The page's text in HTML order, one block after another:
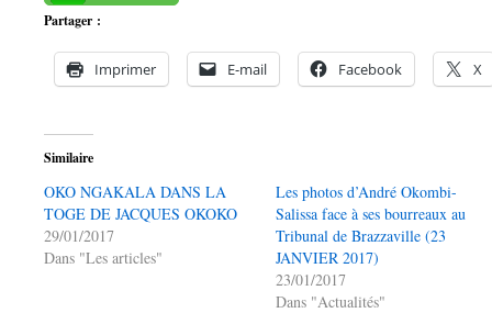
Partager :
Imprimer E-mail Facebook X
Similaire
OKO NGAKALA DANS LA
TOGE DE JACQUES OKOKO
29/01/2017
Dans "Les articles"
Les photos d’André Okombi-
Salissa face à ses bourreaux au
Tribunal de Brazzaville (23
JANVIER 2017)
23/01/2017
Dans "Actualités"